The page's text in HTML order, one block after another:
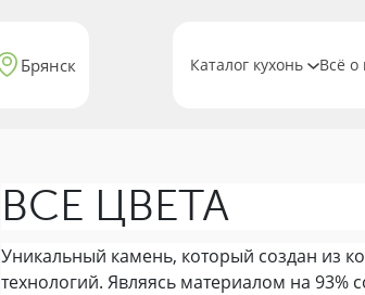
Брянск Каталог кухонь Всё о
ВСЕ ЦВЕТА
Уникальный камень, который создан из
технологий. Являясь материалом на 93%